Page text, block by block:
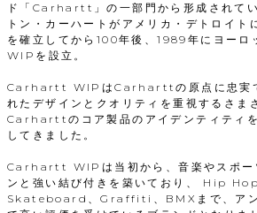
ド「Carhartt」の一部門から形成されて
トン・カーハートがアメリカ・デトロイ
を確立してから100年後、1989年にヨー
WIPを設立。
Carhartt WIPはCarharttの原点に忠実で
れたデザインとクオリティを重視するさま
Carharttのコア製品のアイデンティティ
してきました。
Carhartt WIPは当初から、音楽やスポー
ンと強い結び付きを築いており、 Hip
Skateboard、Graffiti、BMXまで、アン